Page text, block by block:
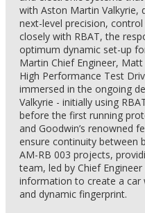
with Aston Martin Valkyrie,
next-level precision,
closely with RBAT, the
optimum dynamic set-up
Martin Chief Engineer,
High Performance Test
immersed in the ongoing
Valkyrie - initially using
before the first running
and Goodwin’s renowned
ensure continuity between
AM-RB 003 projects,
team, led by Chief
information to create a car
and dynamic fingerprint.